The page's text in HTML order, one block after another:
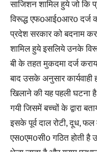
साजिशन शामिल हुये जो कि
विरूद्ध एफ0आई0आर0 दर्ज
प्रदेश सरकार को बदनाम
शामिल हुये इसलिये उनके
बी के तहत मुकदमा दर्ज
बाद उसके अनुसार कार्यवाही
खिलाने की यह पहली घटना है
गयी जिसमें बच्चों के द्वारा
इसके पूर्व दाल रोटी, दूध, फल
एस0एम0सी0 गठित होती